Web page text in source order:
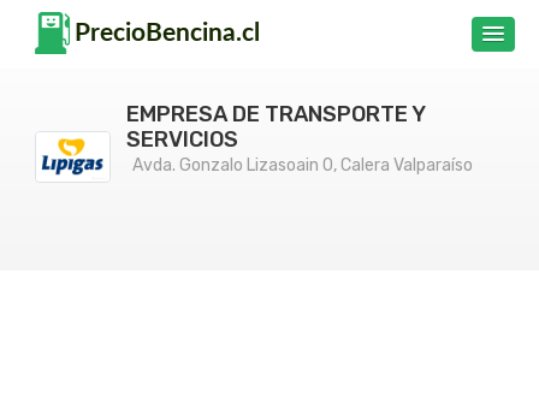
EMPRESA DE TRANSPORTE Y
SERVICIOS
Avda. Gonzalo Lizasoain 0, Calera Valparaíso